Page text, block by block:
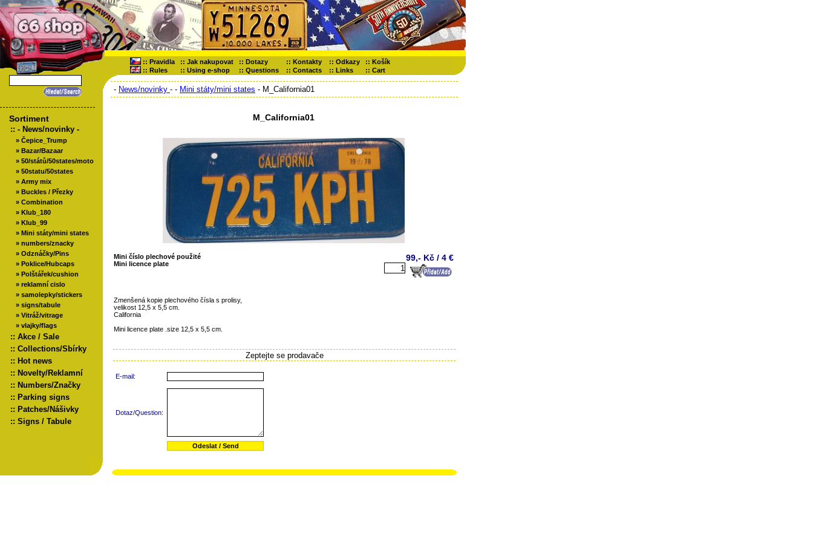
:: Pravidla :: Jak nakupovat :: Dotazy :: Kontakty :: Odkazy :: Košík
:: Rules :: Using e-shop :: Questions :: Contacts :: Links :: Cart
Sortiment
:: - News/novinky -
» Čepice_Trump
» Bazar/Bazaar
» 50/států/50states/moto
» 50statu/50states
» Army mix
» Buckles / Přezky
» Combination
» Klub_180
» Klub_99
» Mini státy/mini states
» numbers/znacky
» Odznáčky/Pins
» Poklice/Hubcaps
» Polštářek/cushion
» reklamní cislo
» samolepky/stickers
» signs/tabule
» Vitráž/vitrage
» vlajky/flags
:: Akce / Sale
:: Collections/Sbírky
:: Hot news
:: Novelty/Reklamní
:: Numbers/Značky
:: Parking signs
:: Patches/Nášivky
:: Signs / Tabule
- News/novinky - - Mini státy/mini states - M_California01
M_California01
Mini číslo plechové použité
Mini licence plate
99,- Kč / 4 €
Zmenšená kopie plechového čísla s prolisy,
velikost 12,5 x 5,5 cm.
California
Mini licence plate .size 12,5 x 5,5 cm.
Zeptejte se prodavače
E-mail:
Dotaz/Question: